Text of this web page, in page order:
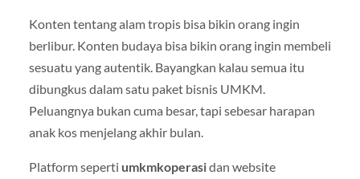
Konten tentang alam tropis bisa bikin orang ingin
berlibur. Konten budaya bisa bikin orang ingin membeli
sesuatu yang autentik. Bayangkan kalau semua itu
dibungkus dalam satu paket bisnis UMKM.
Peluangnya bukan cuma besar, tapi sebesar harapan
anak kos menjelang akhir bulan.
Platform seperti umkmkoperasidan website